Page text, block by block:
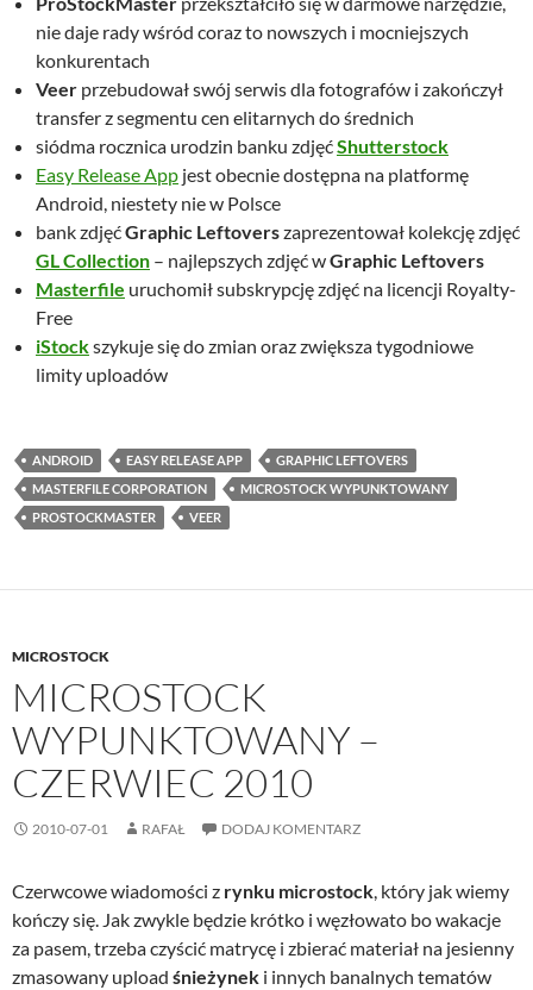
nie daje rady wśród coraz to nowszych i mocniejszych
konkurentach
Veer przebudował swój serwis dla fotografów i zakończył
transfer z segmentu cen elitarnych do średnich
siódma rocznica urodzin banku zdjęćShutterstock
Easy Release App jest obecnie dostępna na platformę
Android, niestety nie w Polsce
bank zdjęćGraphic Leftoverszaprezentował kolekcję zdjęć
GL Collection – najlepszych zdjęć wGraphic Leftovers
Masterfile uruchomił subskrypcję zdjęć na licencji Royalty-
Free
iStockszykuje się do zmian oraz zwiększa tygodniowe
limity uploadów
ANDROID EASY RELEASE APP
GRAPHIC LEFTOVERS
MASTERFILE CORPORATION
MICROSTOCK WYPUNKTOWANY
PROSTOCKMASTER
VEER
MICROSTOCK
MICROSTOCK
WYPUNKTOWANY –
CZERWIEC 2010
2010-07-01 RAFAŁ DODAJ KOMENTARZ
Czerwcowe wiadomości z rynku microstock, który jak wiemy
kończy się. Jak zwykle będzie krótko i węzłowato bo wakacje
za pasem, trzeba czyścić matrycę i zbierać materiał na jesienny
zmasowany upload śnieżynek i innych banalnych tematów